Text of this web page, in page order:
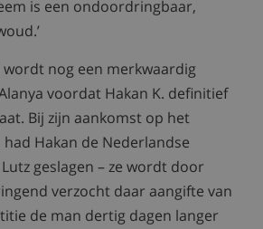
is een ondoordringbaar,
nog een merkwaardig
voordat Hakan K. definitief
Bij zijn aankomst op het
Hakan de Nederlandse
geslagen – ze wordt door
verzocht daar aangifte van
de man dertig dagen langer